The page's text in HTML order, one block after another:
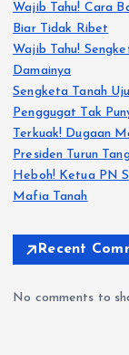
Wajib Tahu! Cara
Biar Tidak Ribet
Wajib Tahu!
Damainya
Sengketa Tanah
Penggugat Tak
Terkuak! Dugaan
Presiden Turun
Heboh! Ketua PN
Mafia Tanah
Recent
No comments to